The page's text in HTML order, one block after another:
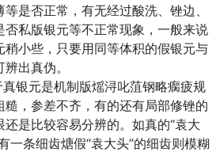
是否正常，有无经过酸洗、锉边、
否私版银元等不正常现象，一般来说
稍小些，只要用同等体积的假银元与
出真伪。
元是机制版熎浔叱菹钢略瘸疲规
，参差不齐，有的还有局部修锉的
是比较容易分辨的。如真的“袁大
一条细齿煻假“袁大头”的细齿则模糊